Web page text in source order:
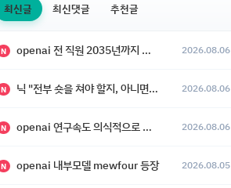
최신글 최신댓글 추천글
N openai 전 직원 2035년까지 텔레파시가 어떻게 생길 수 있는지 2026.08.06
N 닉 "전부 숏을 쳐야 할지, 아니면 특이점이 오니까 전부 롱을 쳐야 할지 모르겠다.” 2026.08.06
N openai 연구속도 의식적으로 늦추고 있다 2026.08.06
N openai 내부모델 mewfour 등장 2026.08.05